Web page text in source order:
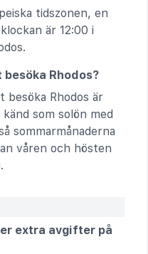
tidszonen, en
är 12:00 i
Rhodos?
besöka Rhodos är
som solön med
sommarmånaderna
våren och hösten
extra avgifter på